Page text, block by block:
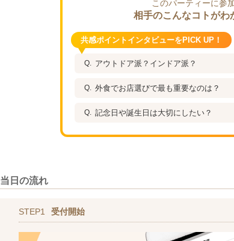
このパーティーに参
相手のこんなコトがわ
共感ポイントインタビューをPICK UP！
アウトドア派？インドア派？
外食でお店選びで最も重要なのは？
記念日や誕生日は大切にしたい？
当日の流れ
STEP1 受付開始